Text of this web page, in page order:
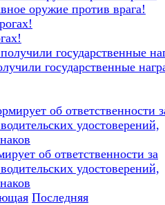
оружие против врага!
государственные
об ответственности за
удостоверений,
Последняя